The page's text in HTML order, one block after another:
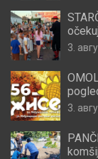
3.
3.